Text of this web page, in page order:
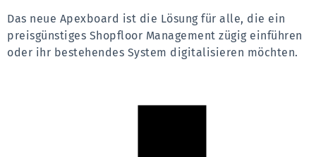
Das neue Apexboard ist die Lösung für alle, die ein
preisgünstiges Shopfloor Management zügig einführen
oder ihr bestehendes System digitalisieren möchten.